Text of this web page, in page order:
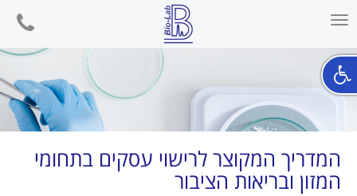
Toggle
phone
המדריך המקוצר לרישוי עסקים בתחומי
המזון ובריאות הציבור